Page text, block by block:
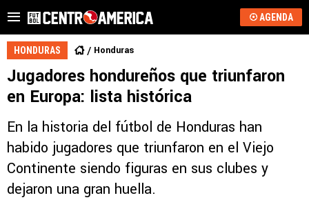
AGENDA
HONDURAS Honduras
Jugadores hondureños que triunfaron
en Europa: lista histórica
En la historia del fútbol de Honduras han
habido jugadores que triunfaron en el Viejo
Continente siendo figuras en sus clubes y
dejaron una gran huella.